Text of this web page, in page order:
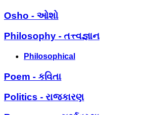
Osho - ઓશો
Philosophy - તત્ત્વજ્ઞાન
Philosophical
Poem - કવિતા
Politics - રાજકારણ